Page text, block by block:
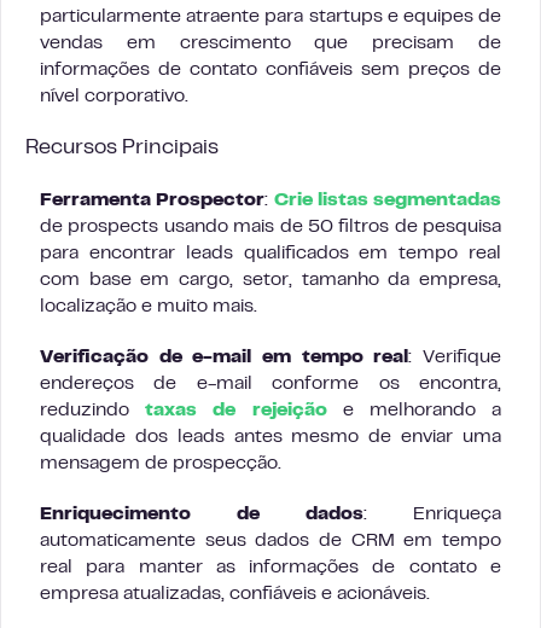
particularmente atraente para startups e equipes de
vendas em crescimento que precisam de
informações de contato confiáveis sem preços de
nível corporativo.
Recursos Principais
Ferramenta Prospector: Crie listas segmentadas
de prospects usando mais de 50 filtros de pesquisa
para encontrar leads qualificados em tempo real
com base em cargo, setor, tamanho da empresa,
localização e muito mais.
Verificação de e-mail em tempo real: Verifique
endereços de e-mail conforme os encontra,
reduzindotaxas de rejeiçãoe melhorando a
qualidade dos leads antes mesmo de enviar uma
mensagem de prospecção.
Enriquecimento de dados: Enriqueça
automaticamente seus dados de CRM em tempo
real para manter as informações de contato e
empresa atualizadas, confiáveis e acionáveis.